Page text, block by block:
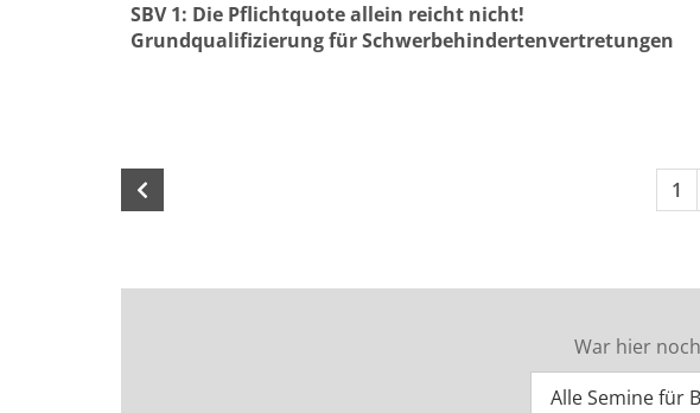
SBV 1: Die Pflichtquote allein reicht nicht!
Grundqualifizierung für Schwerbehindertenvertretungen
Seite 3 von 8 1
War hier
Alle Semine für